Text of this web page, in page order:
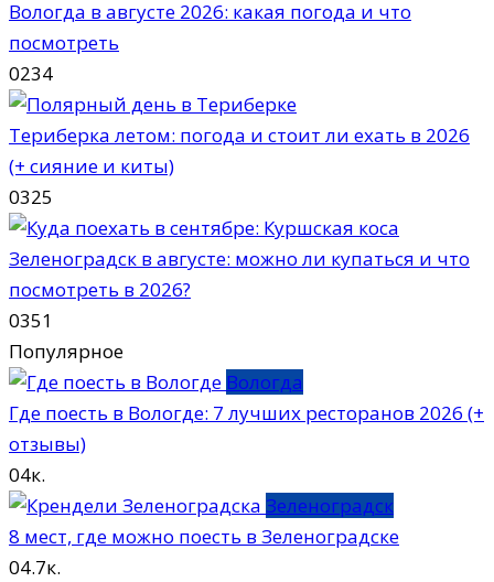
Вологда в августе 2026: какая погода и что
посмотреть
0234
Териберка летом: погода и стоит ли ехать в 2026
(+ сияние и киты)
0325
Зеленоградск в августе: можно ли купаться и что
посмотреть в 2026?
0351
Популярное
Вологда
Где поесть в Вологде: 7 лучших ресторанов 2026 (+
отзывы)
04к.
Зеленоградск
8 мест, где можно поесть в Зеленоградске
04.7к.